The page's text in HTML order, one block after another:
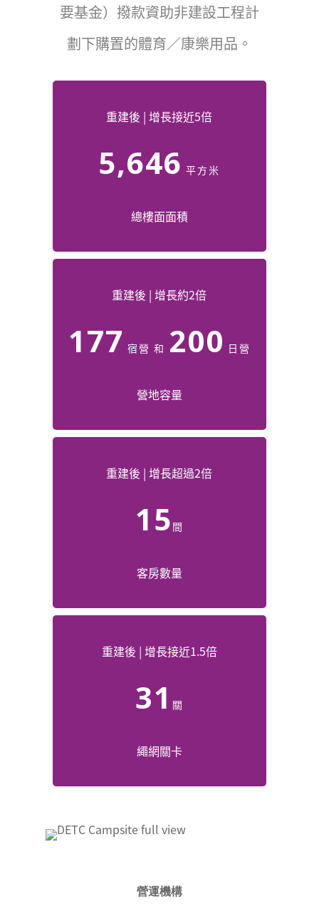
要基金）撥款資助非建設工程計
劃下購置的體育／康樂用品。
重建後 | 增長接近5倍
5,646 平方米
總樓面面積
重建後 | 增長約2倍
177 宿營 和 200 日營
營地容量
重建後 | 增長超過2倍
15 間
客房數量
重建後 | 增長接近1.5倍
31 關
繩網關卡
營運機構